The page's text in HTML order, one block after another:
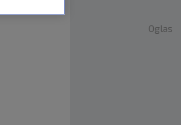
Oglas